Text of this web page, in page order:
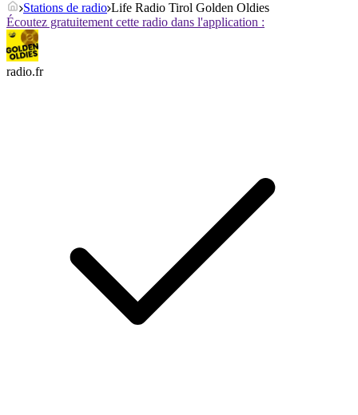
Stations de radio Life Radio Tirol Golden Oldies
Écoutez gratuitement cette radio dans l'application :
radio.fr